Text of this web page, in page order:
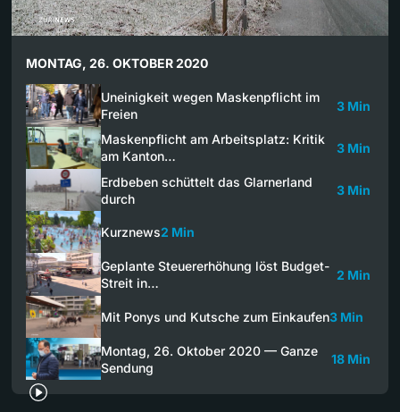
MONTAG, 26. OKTOBER 2020
Uneinigkeit wegen Maskenpflicht im
Freien
3 Min
Maskenpflicht am Arbeitsplatz: Kritik
am Kanton…
3 Min
Erdbeben schüttelt das Glarnerland
durch
3 Min
Kurznews2 Min
Geplante Steuererhöhung löst Budget-
Streit in…
2 Min
Mit Ponys und Kutsche zum Einkaufen3 Min
Montag, 26. Oktober 2020 — Ganze
Sendung
18 Min